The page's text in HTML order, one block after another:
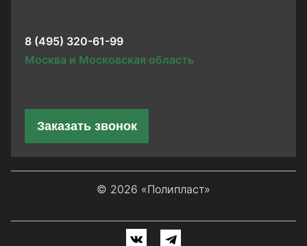
8 (495) 320-61-99
Москва и Московская область
Заказать звонок
© 2026 «Полипласт»